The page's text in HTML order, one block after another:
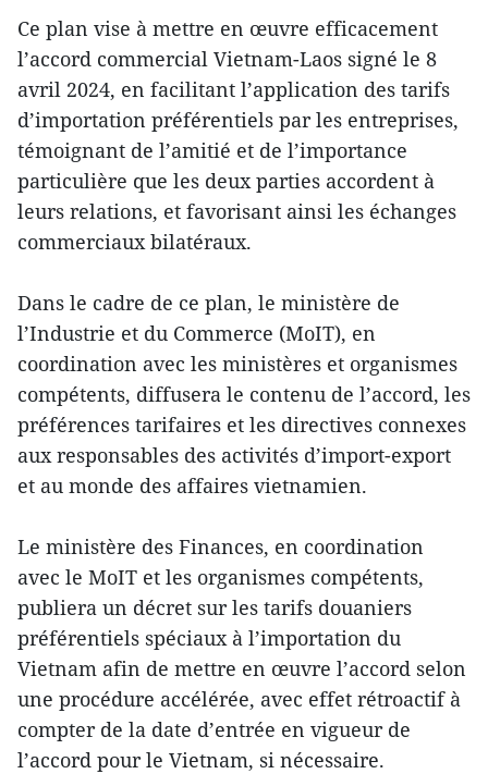
Ce plan vise à mettre en œuvre efficacement
l’accord commercial Vietnam-Laos signé le 8
avril 2024, en facilitant l’application des tarifs
d’importation préférentiels par les entreprises,
témoignant de l’amitié et de l’importance
particulière que les deux parties accordent à
leurs relations, et favorisant ainsi les échanges
commerciaux bilatéraux.
Dans le cadre de ce plan, le ministère de
l’Industrie et du Commerce (MoIT), en
coordination avec les ministères et organismes
compétents, diffusera le contenu de l’accord, les
préférences tarifaires et les directives connexes
aux responsables des activités d’import-export
et au monde des affaires vietnamien.
Le ministère des Finances, en coordination
avec le MoIT et les organismes compétents,
publiera un décret sur les tarifs douaniers
préférentiels spéciaux à l’importation du
Vietnam afin de mettre en œuvre l’accord selon
une procédure accélérée, avec effet rétroactif à
compter de la date d’entrée en vigueur de
l’accord pour le Vietnam, si nécessaire.